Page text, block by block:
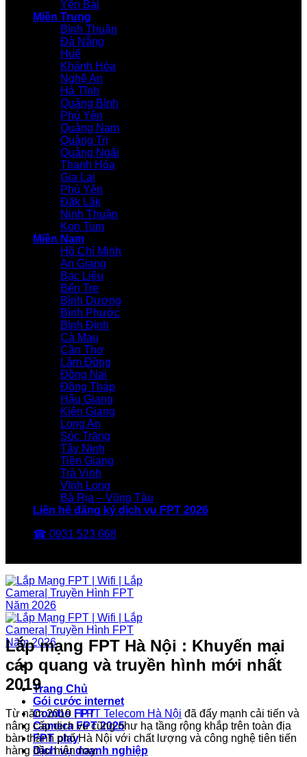
Yên Bái
Miền Trung
Bình Thuận
Đà Nẵng
Huế
Khánh Hòa
Nghệ An
Hà Tĩnh
Quảng Bình
Phú Yên
Quảng Nam
Quảng Trị
Quảng Ngãi
Thanh Hóa
Gia Lai
Phú Yên
Đăk Lăk
Ninh Thuận
Kon Tum
Miền Nam
Hồ Chí Minh
An Giang
Bạc Liêu
Bến Tre
Bình Dương
Bình Phước
Bình Định
Cà Mau
Cần Thơ
Lâm Đồng
Đồng Nai
Đồng Tháp
Hậu Giang
Kiên Giang
Long An
Sóc Trăng
Tây Ninh
Tiền Giang
Trà Vinh
Vĩnh Long
Bà Rịa – Vũng Tàu
Liên hệ đăng ký dịch vụ FPT 2026
☎ 0931 523 668
Trang Chủ
Gói cước internet
Combo FPT
Camera FPT 2025
FPT play
Dịch vụ doanh nghiệp
Lắp mạng FPT Hà Nội : Khuyến mại
cáp quang và truyền hình mới nhất
2019
Từ năm 2019 ,FPT Telecom Hà Nội đã đẩy mạnh cải tiến và
nâng cấp dịch vụ cũng như hạ tầng rộng khắp trên toàn địa
bàn thành phố Hà Nội với chất lượng và công nghệ tiên tiến
hàng đầu hiện nay.